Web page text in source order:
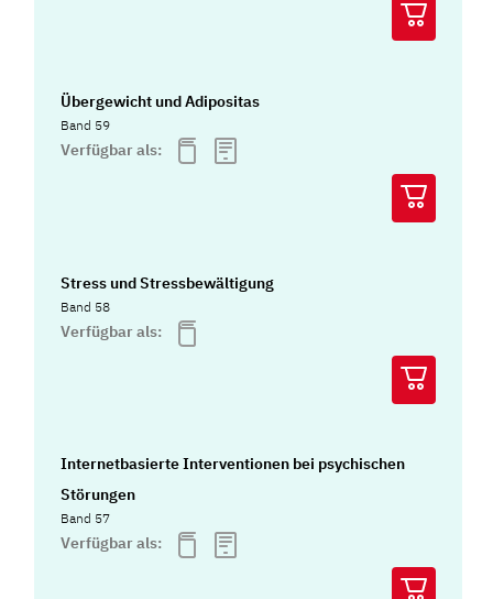
Übergewicht und Adipositas
Band 59
Verfügbar als:
Stress und Stressbewältigung
Band 58
Verfügbar als:
Internetbasierte Interventionen bei psychischen
Störungen
Band 57
Verfügbar als: